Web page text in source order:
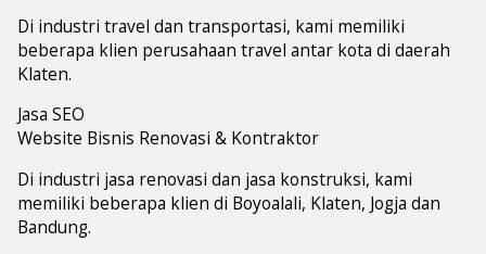
Di industri travel dan transportasi, kami memiliki
beberapa klien perusahaan travel antar kota di daerah
Klaten.
Jasa SEO
Website Bisnis Renovasi & Kontraktor
Di industri jasa renovasi dan jasa konstruksi, kami
memiliki beberapa klien di Boyoalali, Klaten, Jogja dan
Bandung.